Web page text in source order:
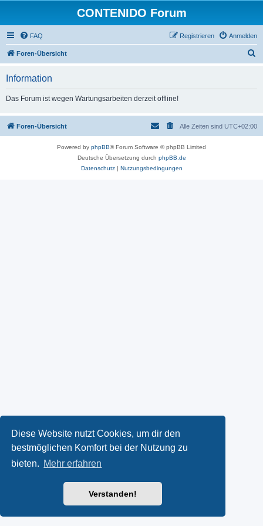
Diese Website nutzt Cookies, um dir den
bestmöglichen Komfort bei der Nutzung zu
bieten. Mehr erfahren
Verstanden!
CONTENIDO Forum
FAQ Anmelden
Registrieren
Foren-Übersicht
Information
Das Forum ist wegen Wartungsarbeiten derzeit offline!
Foren-Übersicht Alle Zeiten sind UTC+02:00
Powered by phpBB® Forum Software © phpBB Limited
Deutsche Übersetzung durch phpBB.de
Datenschutz| Nutzungsbedingungen